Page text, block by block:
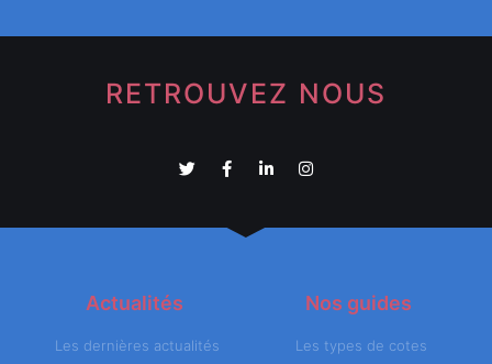
RETROUVEZ NOUS
Actualités
Les dernières actualités
Nos guides
Les types de cotes